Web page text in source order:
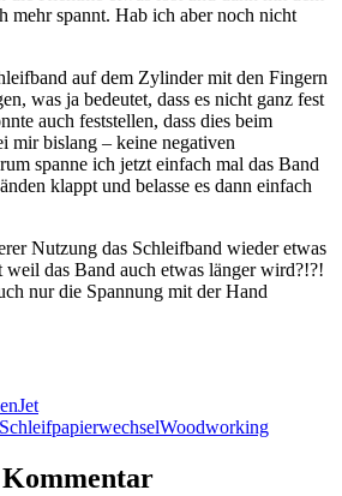
mehr spannt. Hab ich aber noch nicht
auf dem Zylinder mit den Fingern
was ja bedeutet, dass es nicht ganz fest
auch feststellen, dass dies beim
mir bislang – keine negativen
spanne ich jetzt einfach mal das Band
klappt und belasse es dann einfach
Nutzung das Schleifband wieder etwas
das Band auch etwas länger wird?!?!
nur die Spannung mit der Hand
Jet
SchleifpapierwechselWoodworking
Kommentar